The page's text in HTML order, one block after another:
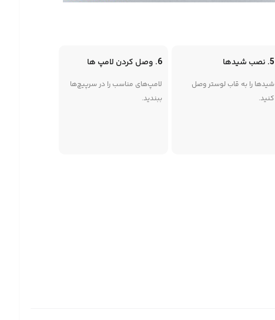
5. نصب شیدها
شیدها را به قاب لوستر وصل
کنید.
6. وصل کردن لامپ ها
لامپ‌های مناسب را در سرپیچ‌ها
ببندید.